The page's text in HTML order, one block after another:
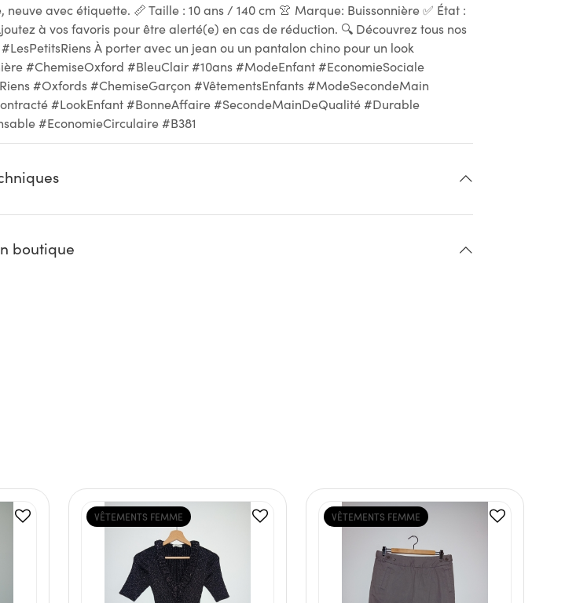
neuve avec étiquette. 📏 Taille : 10 ans / 140 cm 👚 Marque: Buissonnière ✅ État :
à vos favoris pour être alerté(e) en cas de réduction. 🔍 Découvrez tous nos
À porter avec un jean ou un pantalon chino pour un look
#ChemiseOxford #BleuClair #10ans #ModeEnfant #EconomieSociale
#Oxfords #ChemiseGarçon #VêtementsEnfants #ModeSecondeMain
#LookEnfant #BonneAffaire #SecondeMainDeQualité #Durable
#EconomieCirculaire #B381
boutique
VÊTEMENTS FEMME VÊTEMENTS FEMME